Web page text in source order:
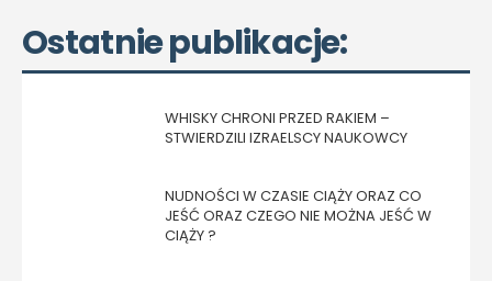
Ostatnie publikacje:
WHISKY CHRONI PRZED RAKIEM –
STWIERDZILI IZRAELSCY NAUKOWCY
NUDNOŚCI W CZASIE CIĄŻY ORAZ CO
JEŚĆ ORAZ CZEGO NIE MOŻNA JEŚĆ W
CIĄŻY ?